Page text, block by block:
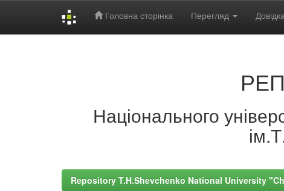
Головна сторінка Перегляд
Національного
Repository T.H.Shevchenko National University